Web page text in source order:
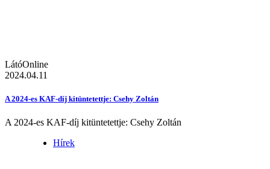
LátóOnline
2024.04.11
A 2024-es KAF-díj kitüntetettje: Csehy Zoltán
A 2024-es KAF-díj kitüntetettje: Csehy Zoltán
Hírek